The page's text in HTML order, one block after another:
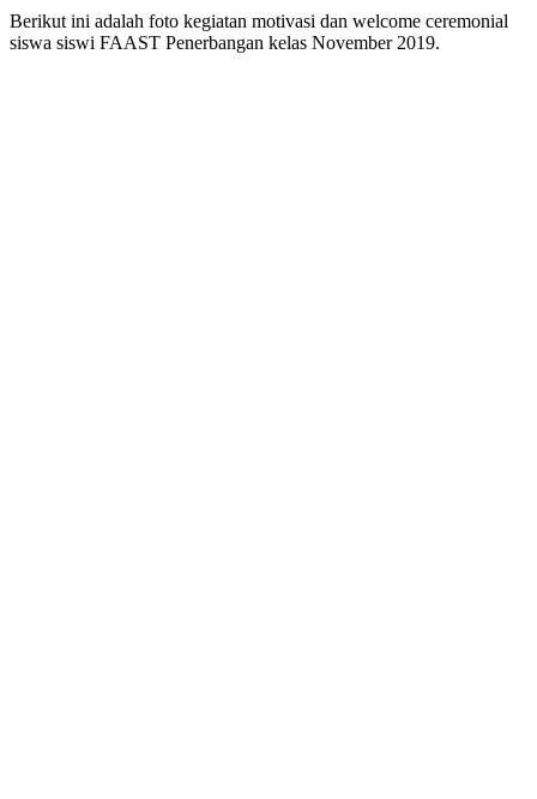
Berikut ini adalah foto kegiatan motivasi dan welcome ceremonial
siswa siswi FAAST Penerbangan kelas November 2019.